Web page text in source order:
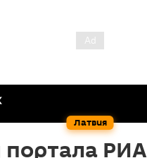
Латвия
портала РИА